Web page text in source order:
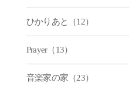
ひかりあと（12）
Prayer（13）
音楽家の家（23）